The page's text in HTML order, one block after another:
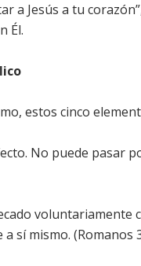
a Jesús a tu
Él.
estos cinco
No puede pasar
voluntariamente
sí mismo. (Romanos